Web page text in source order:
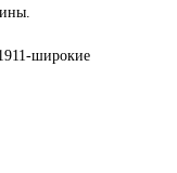
широкие